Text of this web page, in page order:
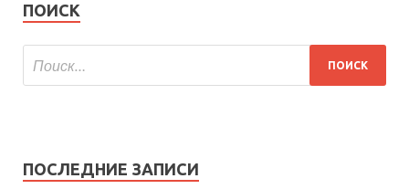
ПОИСК
ПОСЛЕДНИЕ ЗАПИСИ